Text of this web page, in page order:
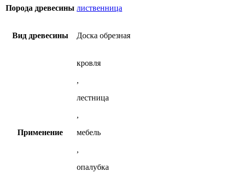
мм
из
Опции
на
Порода древесины лиственница
Вид древесины Доска обрезная
Применение
кровля
,
лестница
,
мебель
,
опалубка